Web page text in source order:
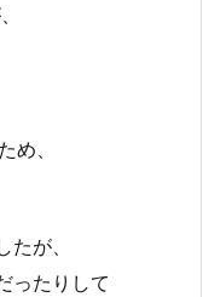
め、
が、
ったりして